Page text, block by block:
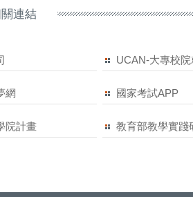
連結
UCAN-大專校
網 國家考試APP
院計畫 教育部教學實踐